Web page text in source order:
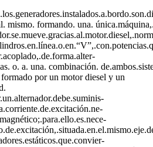
mismo. formando. una.
o. a. una. combinación.
por un motor diesel y un